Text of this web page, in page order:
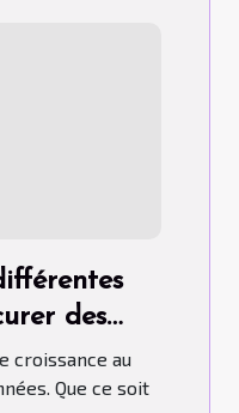
des
croissance au
Que ce soit